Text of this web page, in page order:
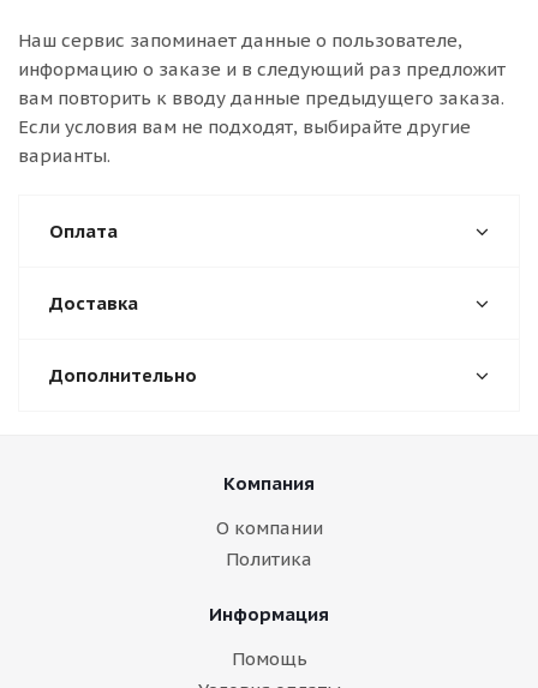
Наш сервис запоминает данные о пользователе,
информацию о заказе и в следующий раз предложит
вам повторить к вводу данные предыдущего заказа.
Если условия вам не подходят, выбирайте другие
варианты.
Оплата
Доставка
Дополнительно
Компания
О компании
Политика
Информация
Помощь